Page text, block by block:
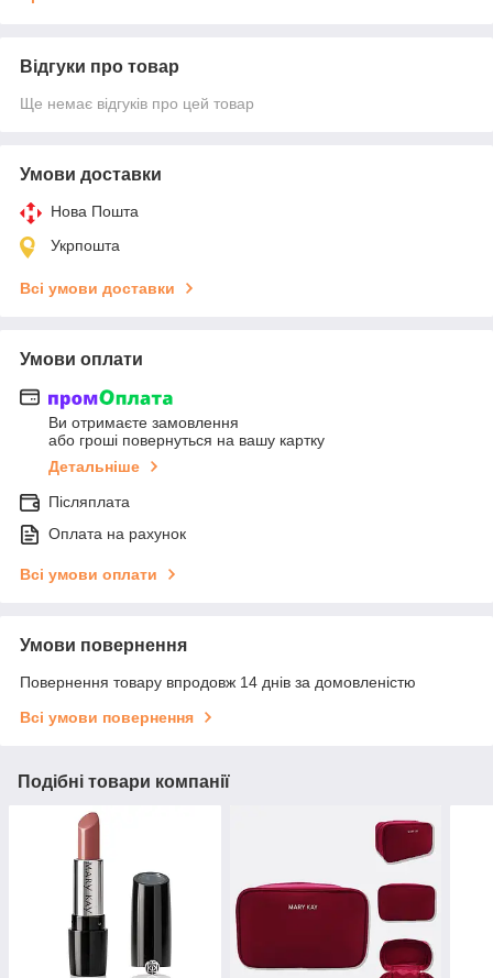
Відгуки про товар
Ще немає відгуків про цей товар
Умови доставки
Нова Пошта
Укрпошта
Всі умови доставки
Умови оплати
Ви отримаєте замовлення
або гроші повернуться на вашу картку
Детальніше
Післяплата
Оплата на рахунок
Всі умови оплати
Умови повернення
Повернення товару впродовж 14 днів за домовленістю
Всі умови повернення
Подібні товари компанії